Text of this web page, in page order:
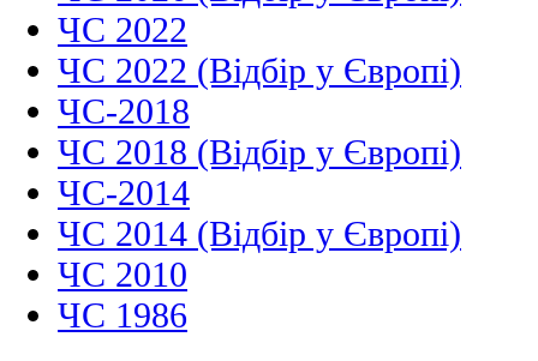
ЧС 2022
ЧС 2022 (Відбір у Європі)
ЧС-2018
ЧС 2018 (Відбір у Європі)
ЧС-2014
ЧС 2014 (Відбір у Європі)
ЧС 2010
ЧС 1986